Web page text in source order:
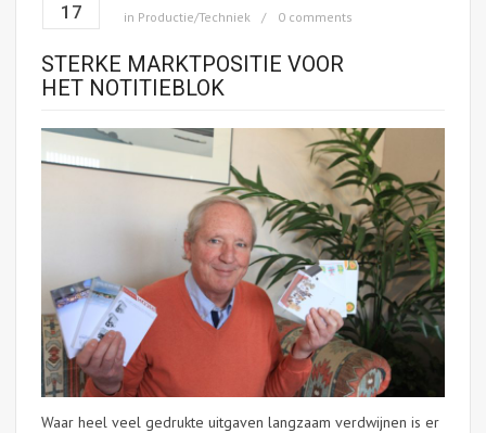
17 in Productie/Techniek 0 comments
STERKE MARKTPOSITIE VOOR
HET NOTITIEBLOK
Waar heel veel gedrukte uitgaven langzaam verdwijnen is er